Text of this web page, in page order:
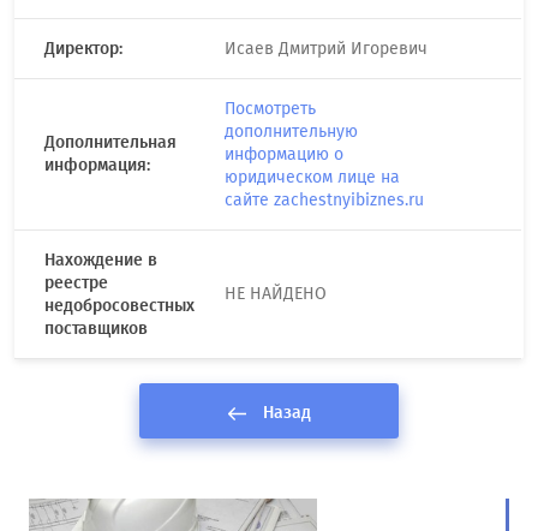
Директор: Исаев Дмитрий Игоревич
Дополнительная
информация:
Посмотреть
дополнительную
информацию о
юридическом лице на
сайте zachestnyibiznes.ru
Нахождение в
реестре
недобросовестных
поставщиков
НЕ НАЙДЕНО
Назад